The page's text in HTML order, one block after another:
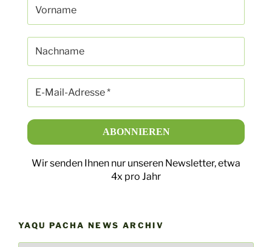
Wir senden Ihnen nur unseren Newsletter, etwa
4x pro Jahr
YAQU PACHA NEWS ARCHIV